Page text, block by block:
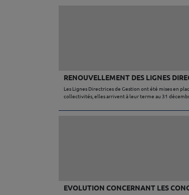
RENOUVELLEMENT DES LIGNES
Les Lignes Directrices de Gestion ont été mises en
collectivités, elles arrivent à leur terme au 31
EVOLUTION CONCERNANT LES